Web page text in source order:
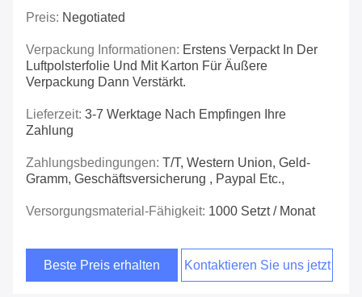
Preis: Negotiated
Verpackung Informationen: Erstens Verpackt In Der
Luftpolsterfolie Und Mit Karton Für Äußere
Verpackung Dann Verstärkt.
Lieferzeit: 3-7 Werktage Nach Empfingen Ihre
Zahlung
Zahlungsbedingungen: T/T, Western Union, Geld-
Gramm, Geschäftsversicherung , Paypal Etc.,
Versorgungsmaterial-Fähigkeit: 1000 Setzt / Monat
Beste Preis erhalten Kontaktieren Sie uns jetzt